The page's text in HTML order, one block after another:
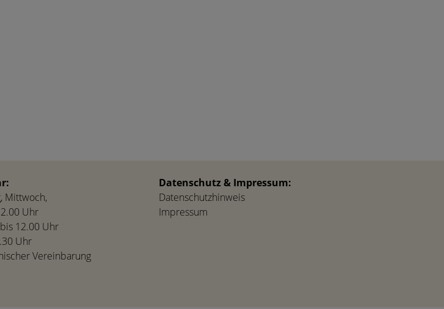
Mittwoch,
Uhr
12.00 Uhr
Uhr
Vereinbarung
Datenschutz & Impressum:
Datenschutzhinweis
Impressum